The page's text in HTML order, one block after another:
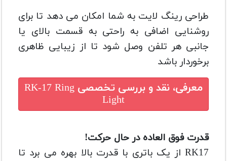
طراحی رینگ لایت به شما امکان می دهد تا برای
روشنایی اضافی به راحتی به قسمت بالای یا
جانبی هر تلفن وصل شود تا از زیبایی ظاهری
برخوردار باشد
معرفی، نقد و بررسی تخصصی RK-17 Ring
Light
قدرت فوق العاده در حال حرکت!
RK17 از یک باتری با قدرت بالا بهره می برد تا